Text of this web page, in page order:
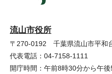
流山市役所
〒270-0192 千葉県流山市平和
代表電話：04-7158-1111
開庁時間：午前8時30分から午